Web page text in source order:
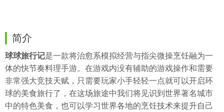
简介
球球旅行记是一款将治愈系模拟经营与指尖微操烹饪融为一
体的快节奏料理手游。在游戏内没有辅助的游戏操作和需要
非常强大竞技天赋，只需要玩家小手轻轻一点就可以开启环
球的美食旅行了，在这场旅途中我们将见识到世界著名城市
中的特色美食，也可以学习世界各地的烹饪技术来提升自己